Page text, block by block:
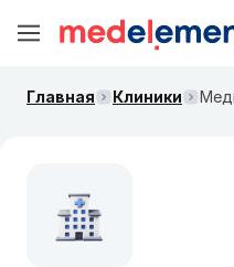
Главная Клиники